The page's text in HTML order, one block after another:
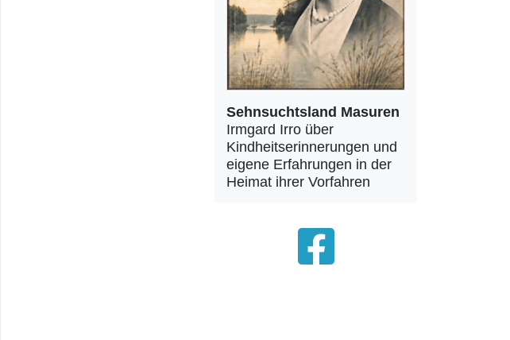
Sehnsuchtsland Masuren
Irmgard Irro über
Kindheitserinnerungen und
eigene Erfahrungen in der
Heimat ihrer Vorfahren